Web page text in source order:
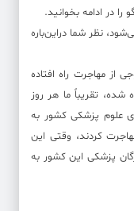
در ادامه بخوانید.
نظر شما دراین‌باره
از مهاجرت راه افتاده
تقریباً ما هر روز
علوم پزشکی کشور به
کردند، وقتی این
پزشکی این کشور به